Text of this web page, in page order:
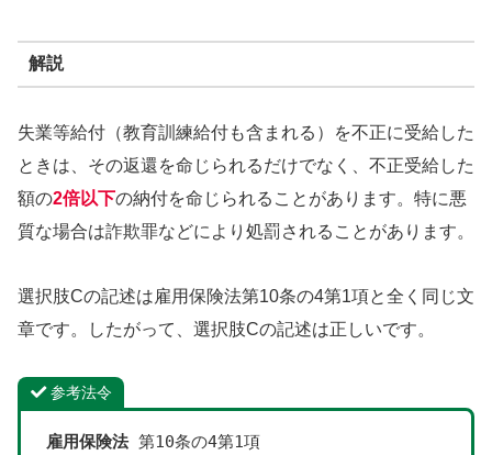
解説
失業等給付（教育訓練給付も含まれる）を不正に受給した
ときは、その返還を命じられるだけでなく、不正受給した
額の2倍以下の納付を命じられることがあります。特に悪
質な場合は詐欺罪などにより処罰されることがあります。
選択肢Cの記述は雇用保険法第10条の4第1項と全く同じ文
章です。したがって、選択肢Cの記述は正しいです。
参考法令
雇用保険法 第10条の4第1項